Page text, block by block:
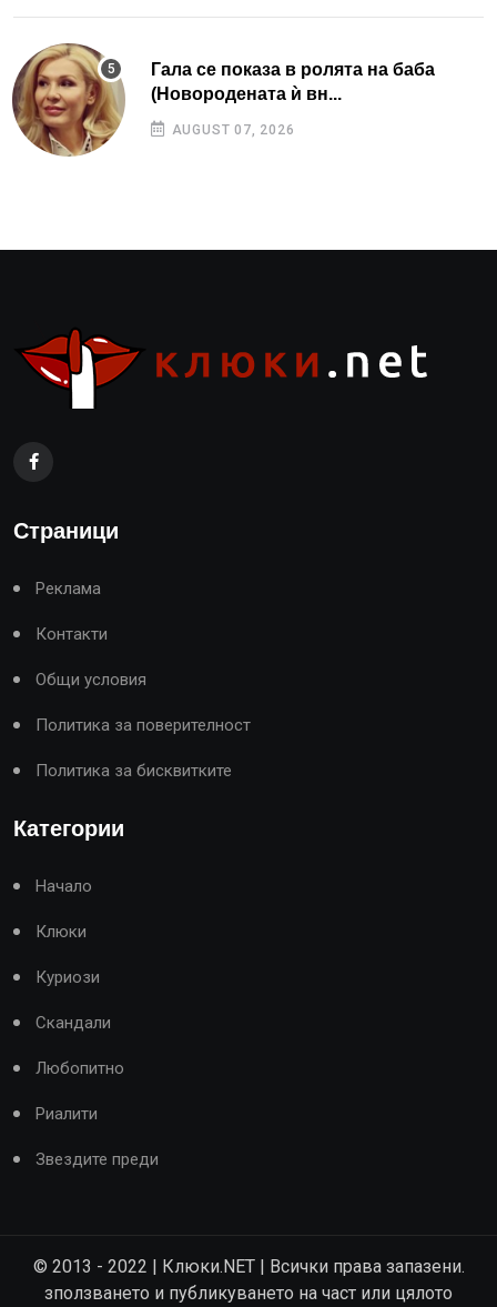
Гала се показа в ролята на баба
(Новородената ѝ вн...
AUGUST 07, 2026
Страници
Реклама
Контакти
Общи условия
Политика за поверителност
Политика за бисквитките
Категории
Начало
Клюки
Куриози
Скандали
Любопитно
Риалити
Звездите преди
© 2013 - 2022 | Клюки.NET | Всички права запазени.
зползването и публикуването на част или цялото